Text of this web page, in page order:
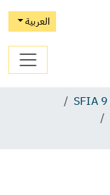
العربية